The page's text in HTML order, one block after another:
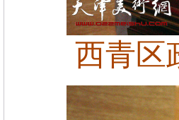
西青区